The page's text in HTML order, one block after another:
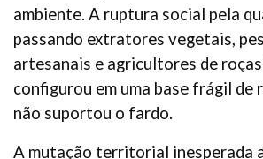
ambiente. A ruptura social pela
passando extratores vegetais,
artesanais e agricultores de
configurou em uma base frágil de
não suportou o fardo.
A mutação territorial inesperada